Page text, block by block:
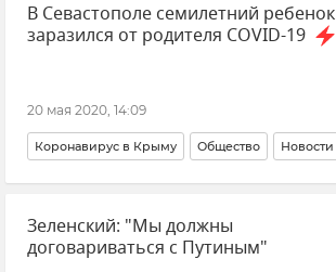
В Севастополе семилетний ребенок
заразился от родителя COVID-19
20 мая 2020, 14:09
Коронавирус в Крыму Общество Новости
Зеленский: "Мы должны
договариваться с Путиным"